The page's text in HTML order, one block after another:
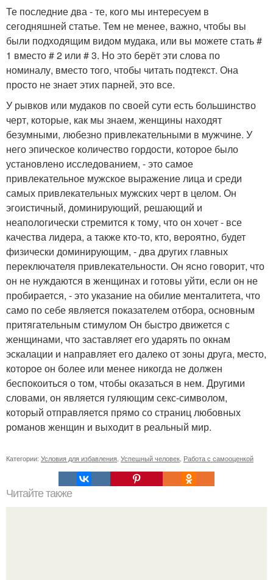
Те последние два - те, кого мы интересуем в
сегодняшней статье. Тем не менее, важно, чтобы вы
были подходящим видом мудака, или вы можете стать #
1 вместо # 2 или # 3. Но это берёт эти слова по
номиналу, вместо того, чтобы читать подтекст. Она
просто не знает этих парней, это все.
У рывков или мудаков по своей сути есть большинство
черт, которые, как мы знаем, женщины находят
безумными, любезно привлекательными в мужчине. У
него эпическое количество гордости, которое было
установлено исследованием, - это самое
привлекательное мужское выражение лица и среди
самых привлекательных мужских черт в целом. Он
эгоистичный, доминирующий, решающий и
неапологически стремится к тому, что он хочет - все
качества лидера, а также кто-то, кто, вероятно, будет
физически доминирующим, - два других главных
переключателя привлекательности. Он ясно говорит, что
он не нуждаются в женщинах и готовы уйти, если он не
пробирается, - это указание на обилие менталитета, что
само по себе является показателем отбора, основным
притягательным стимулом Он быстро движется с
женщинами, что заставляет его ударять по окнам
эскалации и направляет его далеко от зоны друга, место,
которое он более или менее никогда не должен
беспокоиться о том, чтобы оказаться в нем. Другими
словами, он является гуляющим секс-символом,
который отправляется прямо со страниц любовных
романов женщин и выходит в реальный мир.
Категории: Условия для избавления Успешный человек Работа с самооценкой
Читайте также